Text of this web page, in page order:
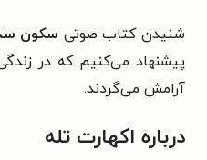
شنیدن کتاب صوتی سکون
پیشنهاد می‌کنیم که در
آرامش می‌گردند.
درباره اکهارت تله